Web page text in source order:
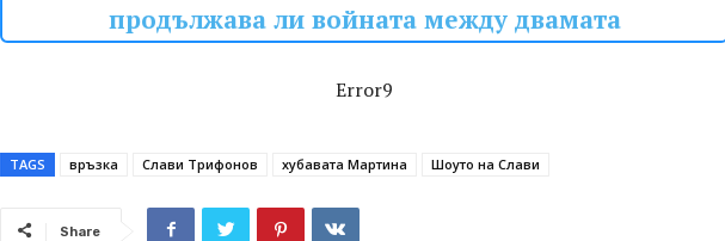
продължава ли войната между двамата
Error9
TAGS връзка Слави Трифонов хубавата Мартина Шоуто на Слави
Share